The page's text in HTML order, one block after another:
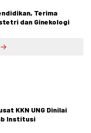
Terima
dan Ginekologi
KKN UNG Dinilai
Institusi